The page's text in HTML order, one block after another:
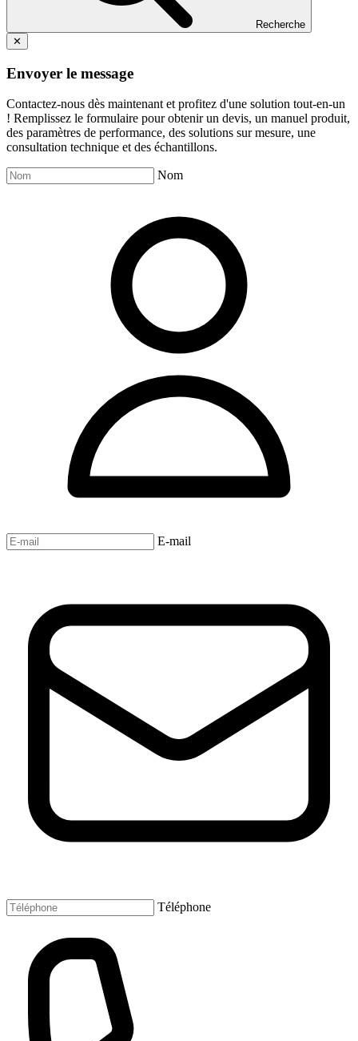
Recherche
✕
Envoyer le message
Contactez-nous dès maintenant et profitez d'une solution tout-en-un
! Remplissez le formulaire pour obtenir un devis, un manuel produit,
des paramètres de performance, des solutions sur mesure, une
consultation technique et des échantillons.
Nom
E-mail
Téléphone